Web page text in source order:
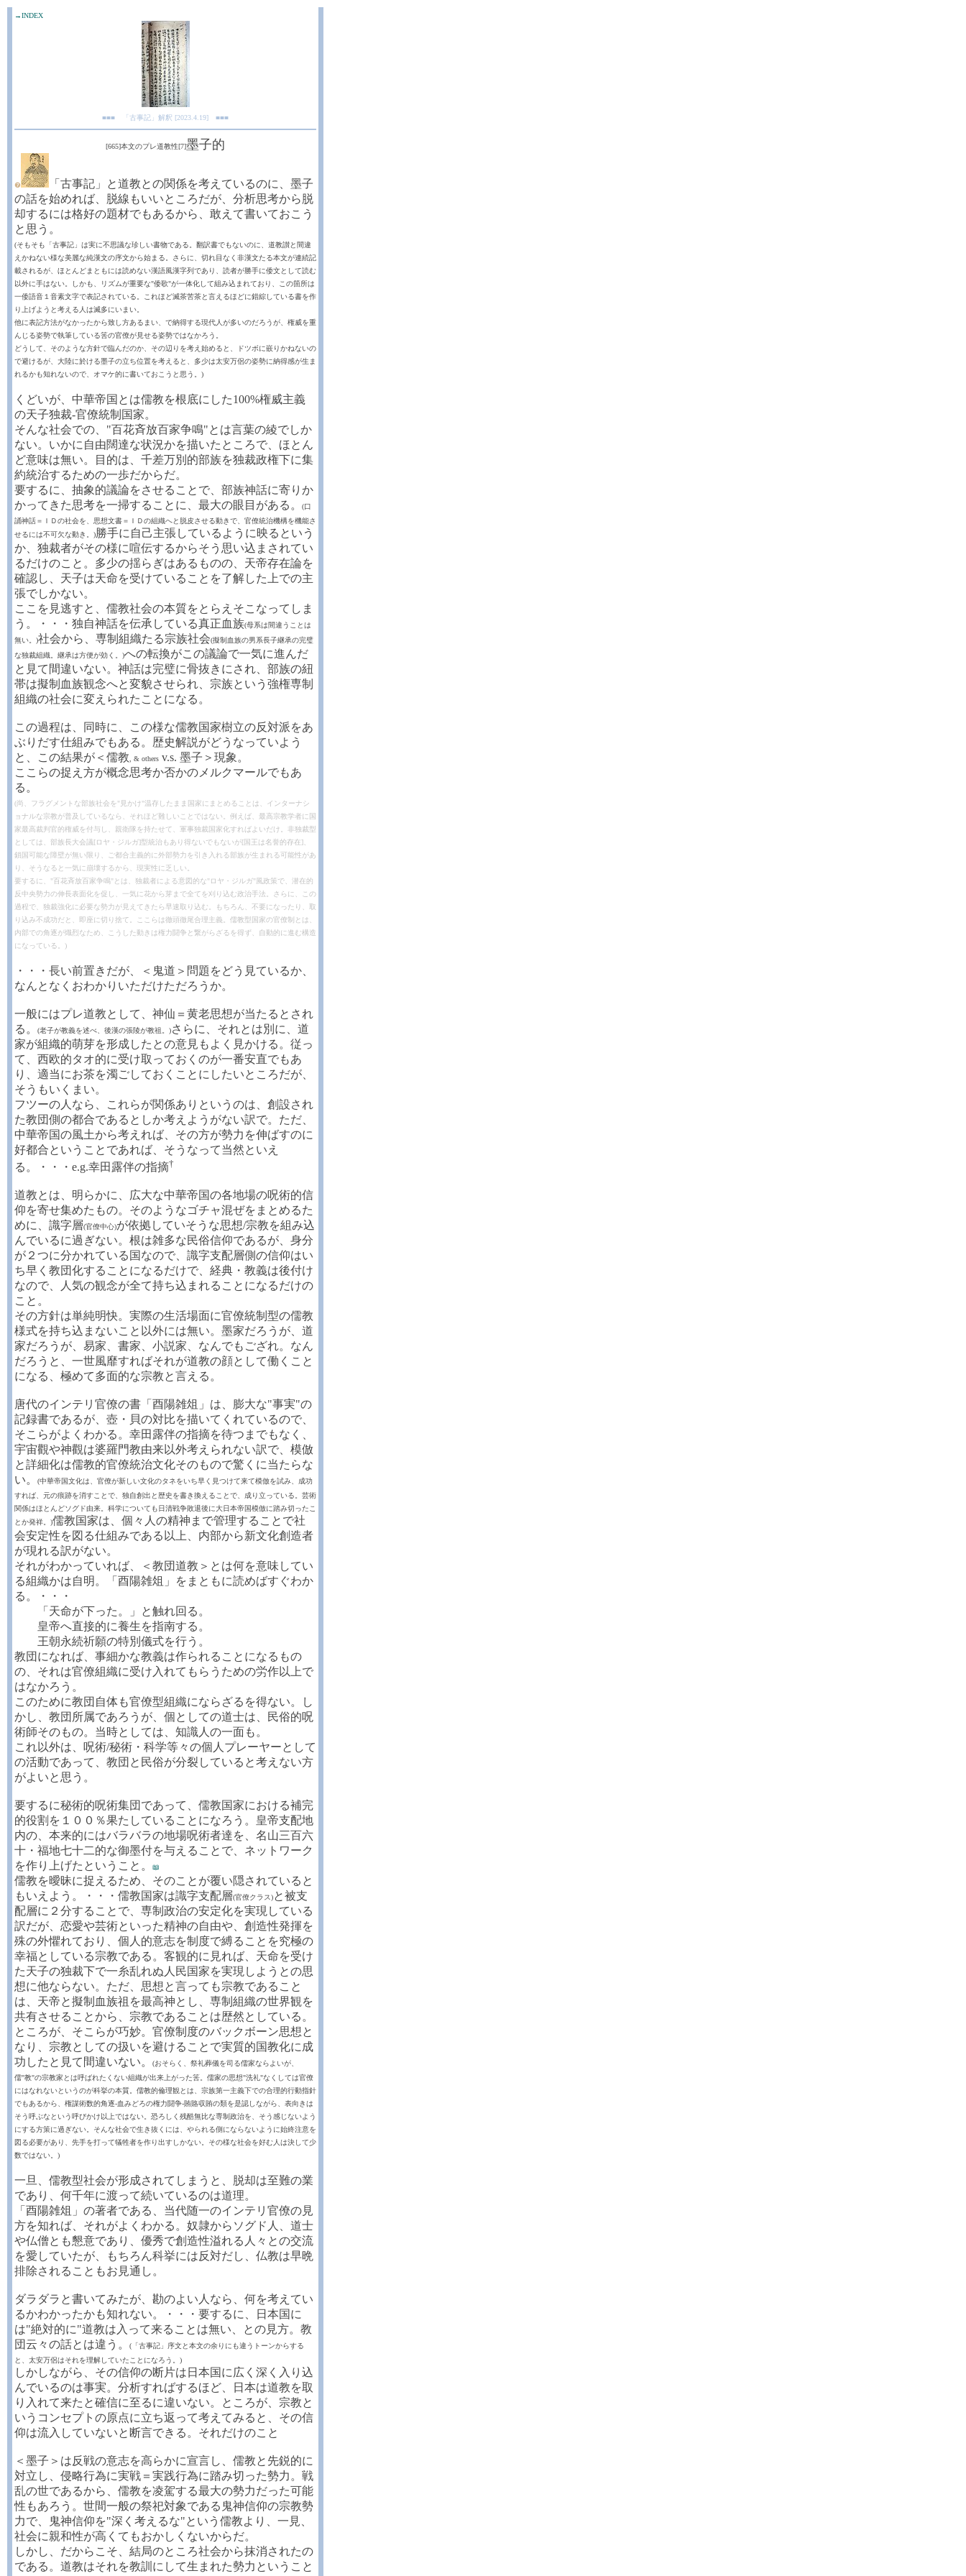
→INDEX
■■■ 「古事記」解釈 [2023.4.19] ■■■
[665]本文のプレ道教性[7]墨子的
❼
「古事記」と道教との関係を考えているのに、墨子
の話を始めれば、脱線もいいところだが、分析思考から脱
却するには格好の題材でもあるから、敢えて書いておこう
と思う。
(そもそも「古事記」は実に不思議な珍しい書物である。翻訳書でもないのに、道教讃と間違
えかねない様な美麗な純漢文の序文から始まる。さらに、切れ目なく非漢文たる本文が連続記
載されるが、ほとんどまともには読めない漢語風漢字列であり、読者が勝手に倭文として読む
以外に手はない。しかも、リズムが重要な"倭歌"が一体化して組み込まれており、この箇所は
一倭語音１音素文字で表記されている。これほど滅茶苦茶と言えるほどに錯綜している書を作
り上げようと考える人は滅多にいまい。
他に表記方法がなかったから致し方あるまい、で納得する現代人が多いのだろうが、権威を重
んじる姿勢で執筆している筈の官僚が見せる姿勢ではなかろう。
どうして、そのような方針で臨んだのか、その辺りを考え始めると、ドツボに嵌りかねないの
で避けるが、大陸に於ける墨子の立ち位置を考えると、多少は太安万侶の姿勢に納得感が生ま
れるかも知れないので、オマケ的に書いておこうと思う。)
くどいが、中華帝国とは儒教を根底にした100%権威主義
の天子独裁-官僚統制国家。
そんな社会での、"百花斉放百家争鳴"とは言葉の綾でしか
ない。いかに自由闊達な状況かを描いたところで、ほとん
ど意味は無い。目的は、千差万別的部族を独裁政権下に集
約統治するための一歩だからだ。
要するに、抽象的議論をさせることで、部族神話に寄りか
かってきた思考を一掃することに、最大の眼目がある。
(口
誦神話＝ＩＤの社会を、思想文書＝ＩＤの組織へと脱皮させる動きで、官僚統治機構を機能さ
せるには不可欠な動き。)勝手に自己主張しているように映るという
か、独裁者がその様に喧伝するからそう思い込まされてい
るだけのこと。多少の揺らぎはあるものの、天帝存在論を
確認し、天子は天命を受けていることを了解した上での主
張でしかない。
ここを見逃すと、儒教社会の本質をとらえそこなってしま
う。・・・独自神話を伝承している真正血族(母系は間違うことは
無い。)社会から、専制組織たる宗族社会(擬制血族の男系長子継承の完璧
な独裁組織。継承は方便が効く。)への転換がこの議論で一気に進んだ
と見て間違いない。神話は完璧に骨抜きにされ、部族の紐
帯は擬制血族観念へと変貌させられ、宗族という強権専制
組織の社会に変えられたことになる。
この過程は、同時に、この様な儒教国家樹立の反対派をあ
ぶりだす仕組みでもある。歴史解説がどうなっていよう
と、この結果が＜儒教 , & others v.s. 墨子＞現象。
ここらの捉え方が概念思考か否かのメルクマールでもあ
る。
(尚、フラグメントな部族社会を"見かけ"温存したまま国家にまとめることは、インターナシ
ョナルな宗教が普及しているなら、それほど難しいことではない。例えば、最高宗教学者に国
家最高裁判官的権威を付与し、親衛隊を持たせて、軍事独裁国家化すればよいだけ。非独裁型
としては、部族長大会議[ロヤ・ジルガ]型統治もあり得ないでもないが[国王は名誉的存在]、
鎖国可能な障壁が無い限り、ご都合主義的に外部勢力を引き入れる部族が生まれる可能性があ
り、そうなると一気に崩壊するから、現実性に乏しい。
要するに、"百花斉放百家争鳴"とは、独裁者による意図的な"ロヤ・ジルガ"風政策で、潜在的
反中央勢力の伸長表面化を促し、一気に花から芽まで全てを刈り込む政治手法。さらに、この
過程で、独裁強化に必要な勢力が見えてきたら早速取り込む。もちろん、不要になったり、取
り込み不成功だと、即座に切り捨て。ここらは徹頭徹尾合理主義。儒教型国家の官僚制とは、
内部での角逐が熾烈なため、こうした動きは権力闘争と繋がらざるを得ず、自動的に進む構造
になっている。)
・・・長い前置きだが、＜鬼道＞問題をどう見ているか、
なんとなくおわかりいただけただろうか。
一般にはプレ道教として、神仙＝黄老思想が当たるとされ
る。
(老子が教義を述べ、後漢の張陵が教祖。)さらに、それとは別に、道
家が組織的萌芽を形成したとの意見もよく見かける。従っ
て、西欧的タオ的に受け取っておくのが一番安直でもあ
り、適当にお茶を濁ごしておくことにしたいところだが、
そうもいくまい。
フツーの人なら、これらが関係ありというのは、創設され
た教団側の都合であるとしか考えようがない訳で。ただ、
中華帝国の風土から考えれば、その方が勢力を伸ばすのに
好都合ということであれば、そうなって当然といえ
る。・・・e.g.幸田露伴の指摘†
道教とは、明らかに、広大な中華帝国の各地場の呪術的信
仰を寄せ集めたもの。そのようなゴチャ混ぜをまとめるた
めに、識字層(官僚中心)が依拠していそうな思想/宗教を組み込
んでいるに過ぎない。根は雑多な民俗信仰であるが、身分
が２つに分かれている国なので、識字支配層側の信仰はい
ち早く教団化することになるだけで、経典・教義は後付け
なので、人気の観念が全て持ち込まれることになるだけの
こと。
その方針は単純明快。実際の生活場面に官僚統制型の儒教
様式を持ち込まないこと以外には無い。墨家だろうが、道
家だろうが、易家、書家、小説家、なんでもござれ。なん
だろうと、一世風靡すればそれが道教の顔として働くこと
になる、極めて多面的な宗教と言える。
唐代のインテリ官僚の書「酉陽雑俎」は、膨大な"事実"の
記録書であるが、壺・貝の対比を描いてくれているので、
そこらがよくわかる。幸田露伴の指摘を待つまでもなく、
宇宙觀や神觀は婆羅門教由来以外考えられない訳で、模倣
と詳細化は儒教的官僚統治文化そのもので驚くに当たらな
い。
(中華帝国文化は、官僚が新しい文化のタネをいち早く見つけて来て模倣を試み、成功
すれば、元の痕跡を消すことで、独自創出と歴史を書き換えることで、成り立っている。芸術
関係はほとんどソグド由来。科学についても日清戦争敗退後に大日本帝国模倣に踏み切ったこ
とか発祥。)儒教国家は、個々人の精神まで管理することで社
会安定性を図る仕組みである以上、内部から新文化創造者
が現れる訳がない。
それがわかっていれば、＜教団道教＞とは何を意味してい
る組織かは自明。「酉陽雑俎」をまともに読めばすぐわか
る。・・・
「天命が下った。」と触れ回る。
皇帝へ直接的に養生を指南する。
王朝永続祈願の特別儀式を行う。
教団になれば、事細かな教義は作られることになるもの
の、それは官僚組織に受け入れてもらうための労作以上で
はなかろう。
このために教団自体も官僚型組織にならざるを得ない。し
かし、教団所属であろうが、個としての道士は、民俗的呪
術師そのもの。当時としては、知識人の一面も。
これ以外は、呪術/秘術・科学等々の個人プレーヤーとして
の活動であって、教団と民俗が分裂していると考えない方
がよいと思う。
要するに秘術的呪術集団であって、儒教国家における補完
的役割を１００％果たしていることになろう。皇帝支配地
内の、本来的にはバラバラの地場呪術者達を、名山三百六
十・福地七十二的な御墨付を与えることで、ネットワーク
を作り上げたということ。
📖
儒教を曖昧に捉えるため、そのことが覆い隠されていると
もいえよう。・・・儒教国家は識字支配層(官僚クラス)と被支
配層に２分することで、専制政治の安定化を実現している
訳だが、恋愛や芸術といった精神の自由や、創造性発揮を
殊の外懼れており、個人的意志を制度で縛ることを究極の
幸福としている宗教である。客観的に見れば、天命を受け
た天子の独裁下で一糸乱れぬ人民国家を実現しようとの思
想に他ならない。ただ、思想と言っても宗教であること
は、天帝と擬制血族祖を最高神とし、専制組織の世界観を
共有させることから、宗教であることは歴然としている。
ところが、そこらが巧妙。官僚制度のバックボーン思想と
なり、宗教としての扱いを避けることで実質的国教化に成
功したと見て間違いない。
(おそらく、祭礼葬儀を司る儒家ならよいが、
儒"教"の宗教家とは呼ばれたくない組織が出来上がった筈。儒家の思想"洗礼"なくしては官僚
にはなれないというのが科挙の本質。儒教的倫理観とは、宗族第一主義下での合理的行動指針
でもあるから、権謀術数的角逐-血みどろの権力闘争-賄賂収賄の類を是認しながら、表向きは
そう呼ぶなという呼びかけ以上ではない。恐ろしく残酷無比な専制政治を、そう感じないよう
にする方策に過ぎない。そんな社会で生き抜くには、やられる側にならないように始終注意を
図る必要があり、先手を打って犠牲者を作り出すしかない。その様な社会を好む人は決して少
数ではない。)
一旦、儒教型社会が形成されてしまうと、脱却は至難の業
であり、何千年に渡って続いているのは道理。
「酉陽雑俎」の著者である、当代随一のインテリ官僚の見
方を知れば、それがよくわかる。奴隷からソグド人、道士
や仏僧とも懇意であり、優秀で創造性溢れる人々との交流
を愛していたが、もちろん科挙には反対だし、仏教は早晩
排除されることもお見通し。
ダラダラと書いてみたが、勘のよい人なら、何を考えてい
るかわかったかも知れない。・・・要するに、日本国に
は"絶対的に"道教は入って来ることは無い、との見方。教
団云々の話とは違う。
(「古事記」序文と本文の余りにも違うトーンからする
と、太安万侶はそれを理解していたことになろう。)
しかしながら、その信仰の断片は日本国に広く深く入り込
んでいるのは事実。分析すればするほど、日本は道教を取
り入れて来たと確信に至るに違いない。ところが、宗教と
いうコンセプトの原点に立ち返って考えてみると、その信
仰は流入していないと断言できる。それだけのこと
＜墨子＞は反戦の意志を高らかに宣言し、儒教と先鋭的に
対立し、侵略行為に実戦＝実践行為に踏み切った勢力。戦
乱の世であるから、儒教を凌駕する最大の勢力だった可能
性もあろう。世間一般の祭祀対象である鬼神信仰の宗教勢
力で、鬼神信仰を"深く考えるな"という儒教より、一見、
社会に親和性が高くてもおかしくないからだ。
しかし、だからこそ、結局のところ社会から抹消されたの
である。道教はそれを教訓にして生まれた勢力ということ